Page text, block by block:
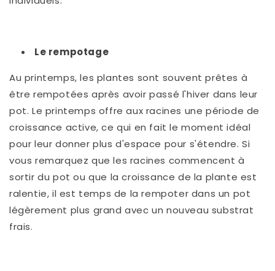
Le rempotage
Au printemps, les plantes sont souvent prêtes à
être rempotées après avoir passé l'hiver dans leur
pot. Le printemps offre aux racines une période de
croissance active, ce qui en fait le moment idéal
pour leur donner plus d'espace pour s'étendre. Si
vous remarquez que les racines commencent à
sortir du pot ou que la croissance de la plante est
ralentie, il est temps de la rempoter dans un pot
légèrement plus grand avec un nouveau substrat
frais.